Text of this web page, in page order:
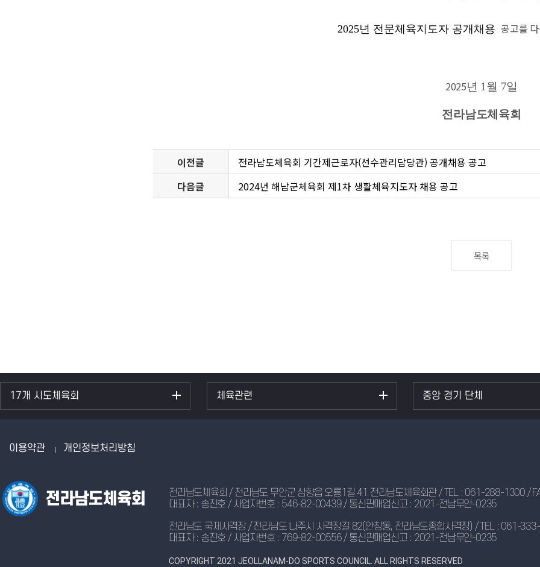
2025년 전문체육지도자 공개채용 공고를
2025년 1 월 7일
전라남도체육회
이전글
전라남도체육회 기간제근로자(선수관리담당관) 공개채용 공고
다음글
2024년 해남군체육회 제1차 생활체육지도자 채용 공고
목록
17개 시도체육회 체육관련 중앙 경기 단체
이용약관 개인정보처리방침
전라남도체육회 / 전라남도 무안군 삼향읍 오룡1길 41 전라남도체육회관 / TEL : 061-288-1300 /
대표자 : 송진호 / 사업자번호 : 546-82-00439 / 통신판매업신고 : 2021-전남무안-0235
전라남도 국제사격장 / 전라남도 나주시 사격장길 82(안창동, 전라남도종합사격장) / TEL : 061-
대표자 : 송진호 / 사업자번호 : 769-82-00556 / 통신판매업신고 : 2021-전남무안-0235
COPYRIGHT 2021 JEOLLANAM-DO SPORTS COUNCIL. ALL RIGHTS RESERVED